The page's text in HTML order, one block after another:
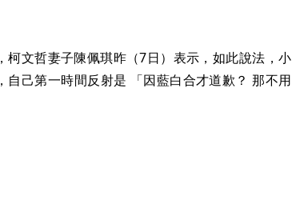
柯文哲妻子陳佩琪昨（7日）表示，如此說法，小
自己第一時間反射是 「因藍白合才道歉？ 那不用